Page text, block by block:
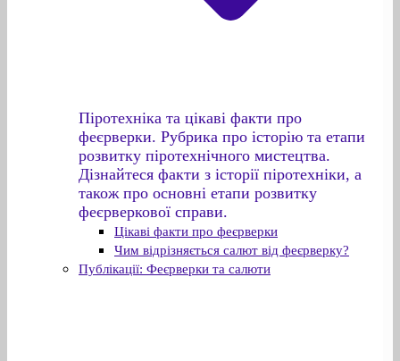
Піротехніка та цікаві факти про
феєрверки. Рубрика про історію та етапи
розвитку піротехнічного мистецтва.
Дізнайтеся факти з історії піротехніки, а
також про основні етапи розвитку
феєрверкової справи.
Цікаві факти про феєрверки
Чим відрізняється салют від феєрверку?
Публікації: Феєрверки та салюти